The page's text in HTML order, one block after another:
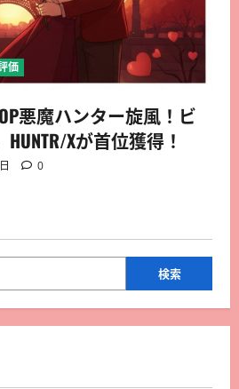
価
悪魔ハンター旋風！ビ
Xが首位獲得！
0
検索